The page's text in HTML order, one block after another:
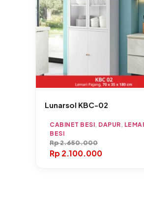
Lunarsol KBC-02
CABINET BESI, DAPUR ,
BESI
Rp2.650.000
Rp2.100.000